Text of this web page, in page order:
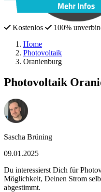
Kostenlos 100%
Home
Photovoltaik
Oranienburg
Photovoltaik
Sascha Brüning
09.01.2025
Du interessierst Dich für
Möglichkeit, Deinen Strom
abgestimmt.